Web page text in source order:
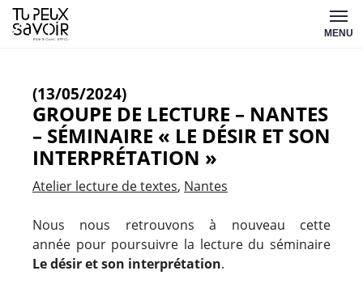
Aller
au
MENU
(13/05/2024)
GROUPE DE LECTURE – NANTES
– SÉMINAIRE « LE DÉSIR ET SON
INTERPRÉTATION »
Atelier lecture de textes Nantes
Nous nous retrouvons à nouveau cette
année pour poursuivre la lecture du séminaire
Le désir et son interprétation.